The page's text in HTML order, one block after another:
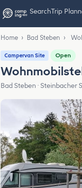
SearchTrip
Home › Bad Steben ›
Campervan Site Open
Bad Steben · Steinbacher